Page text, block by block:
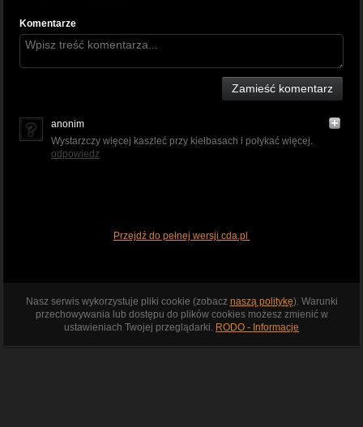
Komentarze
Zamieść komentarz
anonim
Wystarzczy więcej kaszleć przy kiełbasach i połykać więcej.
odpowiedz
Przejdź do pełnej wersji cda.pl
Nasz serwis wykorzystuje pliki cookie (zobacz naszą politykę). Warunki
przechowywania lub dostępu do plików cookies możesz zmienić w
ustawieniach Twojej przeglądarki. RODO - Informacje